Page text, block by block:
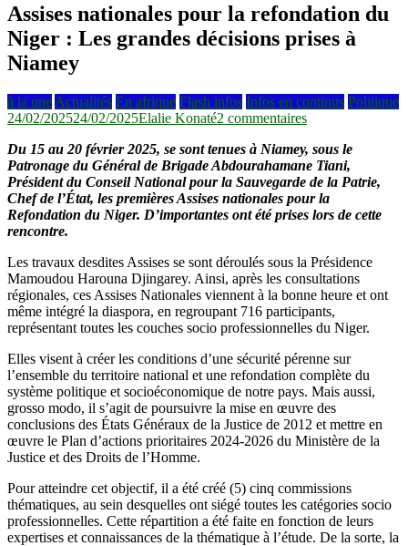
Assises nationales pour la refondation du
Niger : Les grandes décisions prises à
Niamey
à la une Actualités En afrique Flash infos Infos en continus Politique
24/02/202524/02/2025Elalie Konaté2 commentairessur
nationales
pour
la
refondation
du
Les
grandes
décisions
prises
à
Du 15 au 20 février 2025, se sont tenues à Niamey, sous le
Patronage du Général de Brigade Abdourahamane Tiani,
Président du Conseil National pour la Sauvegarde de la Patrie,
Chef de l’État, les premières Assises nationales pour la
Refondation du Niger. D’importantes ont été prises lors de cette
rencontre.
Les travaux desdites Assises se sont déroulés sous la Présidence
Mamoudou Harouna Djingarey. Ainsi, après les consultations
régionales, ces Assises Nationales viennent à la bonne heure et ont
même intégré la diaspora, en regroupant 716 participants,
représentant toutes les couches socio professionnelles du Niger.
Elles visent à créer les conditions d’une sécurité pérenne sur
l’ensemble du territoire national et une refondation complète du
système politique et socioéconomique de notre pays. Mais aussi,
grosso modo, il s’agit de poursuivre la mise en œuvre des
conclusions des États Généraux de la Justice de 2012 et mettre en
œuvre le Plan d’actions prioritaires 2024-2026 du Ministère de la
Justice et des Droits de l’Homme.
Pour atteindre cet objectif, il a été créé (5) cinq commissions
thématiques, au sein desquelles ont siégé toutes les catégories socio
professionnelles. Cette répartition a été faite en fonction de leurs
expertises et connaissances de la thématique à l’étude. De la sorte, la